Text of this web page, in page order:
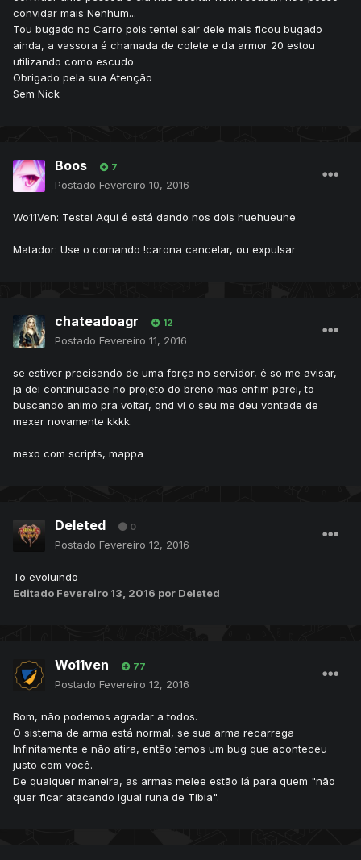
convidar mais Nenhum...
Tou bugado no Carro pois tentei sair dele mais ficou bugado
ainda, a vassora é chamada de colete e da armor 20 estou
utilizando como escudo
Obrigado pela sua Atenção
Sem Nick
Boos 7
Postado Fevereiro 10, 2016
Wo11Ven: Testei Aqui é está dando nos dois huehueuhe
Matador: Use o comando !carona cancelar, ou expulsar
chateadoagr 12
Postado Fevereiro 11, 2016
se estiver precisando de uma força no servidor, é so me avisar,
ja dei continuidade no projeto do breno mas enfim parei, to
buscando animo pra voltar, qnd vi o seu me deu vontade de
mexer novamente kkkk.
mexo com scripts, mappa
Deleted 0
Postado Fevereiro 12, 2016
To evoluindo
Editado Fevereiro 13, 2016 por Deleted
Wo11ven 77
Postado Fevereiro 12, 2016
Bom, não podemos agradar a todos.
O sistema de arma está normal, se sua arma recarrega
Infinitamente e não atira, então temos um bug que aconteceu
justo com você.
De qualquer maneira, as armas melee estão lá para quem "não
quer ficar atacando igual runa de Tibia".